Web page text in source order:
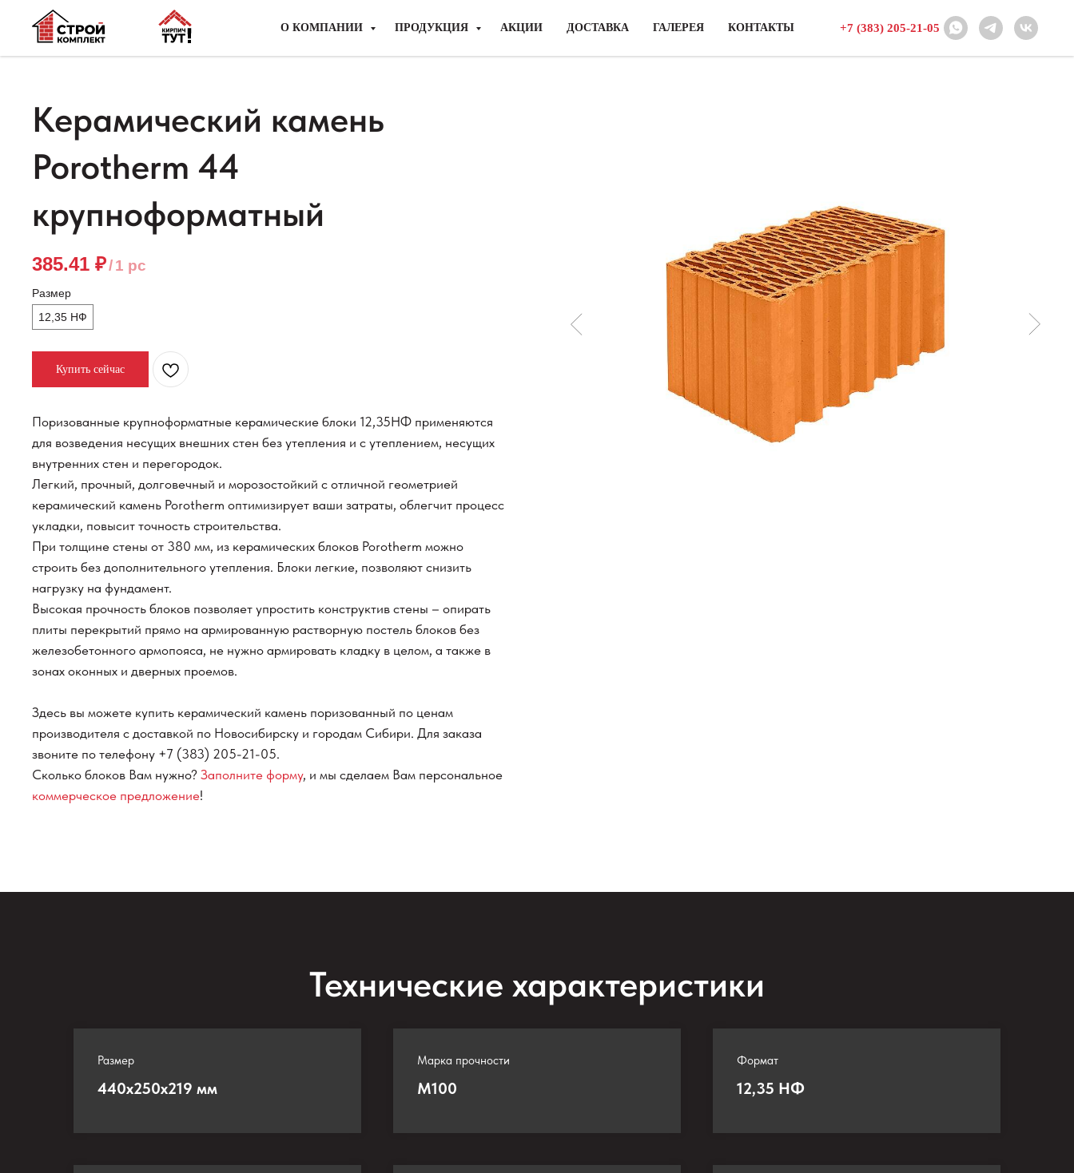
О КОМПАНИИ ПРОДУКЦИЯ АКЦИИ ДОСТАВКА ГАЛЕРЕЯ КОНТАКТЫ +7 (383) 205-21-05
Керамический камень
Porotherm 44
крупноформатный
385.41 ₽/1 pc
Размер
12,35 НФ
Купить сейчас
Поризованные крупноформатные керамические блоки 12,35НФ применяются
для возведения несущих внешних стен без утепления и с утеплением, несущих
внутренних стен и перегородок.
Легкий, прочный, долговечный и морозостойкий с отличной геометрией
керамический камень Porotherm оптимизирует ваши затраты, облегчит процесс
укладки, повысит точность строительства.
При толщине стены от 380 мм, из керамических блоков Porotherm можно
строить без дополнительного утепления. Блоки легкие, позволяют снизить
нагрузку на фундамент.
Высокая прочность блоков позволяет упростить конструктив стены – опирать
плиты перекрытий прямо на армированную растворную постель блоков без
железобетонного армопояса, не нужно армировать кладку в целом, а также в
зонах оконных и дверных проемов.
Здесь вы можете купить керамический камень поризованный по ценам
производителя с доставкой по Новосибирску и городам Сибири. Для заказа
звоните по телефону +7 (383) 205-21-05.
Сколько блоков Вам нужно? Заполните форму, и мы сделаем Вам персональное
коммерческое предложение!
Технические характеристики
Размер
440х250х219 мм
Марка прочности
М100
Формат
12,35 НФ